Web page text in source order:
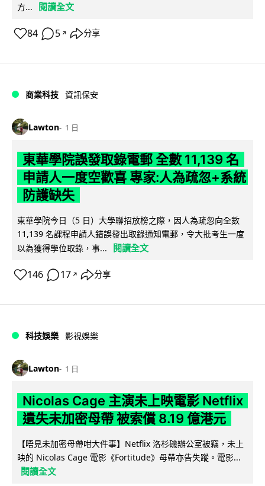
方...
閱讀全文
84 5 ↗ 分享
商業科技 資訊保安
Lawton 1 日
東華學院誤發取錄電郵 全數 11,139 名
申請人一度空歡喜 專家:人為疏忽+系統
防護缺失
東華學院今日（5 日）大學聯招放榜之際，因人為疏忽向全數
11,139 名課程申請人錯誤發出取錄通知電郵，令大批考生一度
以為獲得學位取錄，事...
閱讀全文
146 17 ↗ 分享
科技娛樂 影視娛樂
Lawton 1 日
Nicolas Cage 主演未上映電影 Netflix
遺失未加密母帶 被索償 8.19 億港元
【唔見未加密母帶咁大件事】Netflix 洛杉磯辦公室被竊，未上
映的 Nicolas Cage 電影《Fortitude》母帶亦告失蹤。電影...
閱讀全文